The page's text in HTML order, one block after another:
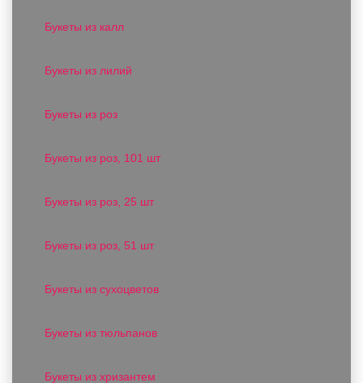
Букеты из калл
Букеты из лилий
Букеты из роз
Букеты из роз, 101 шт
Букеты из роз, 25 шт
Букеты из роз, 51 шт
Букеты из сухоцветов
Букеты из тюльпанов
Букеты из хризантем